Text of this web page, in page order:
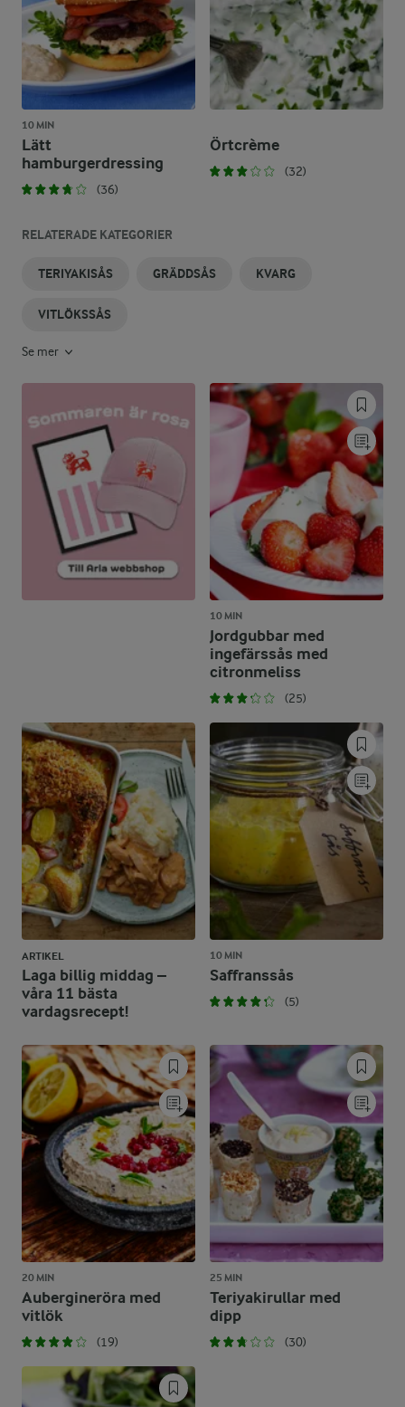
10 MIN
Lätt
hamburgerdressing
(36)
Örtcrème
(32)
RELATERADE KATEGORIER
TERIYAKISÅS GRÄDDSÅS KVARG
VITLÖKSSÅS
Se mer
10 MIN
Jordgubbar med
ingefärssås med
citronmeliss
(25)
ARTIKEL
Laga billig middag –
våra 11 bästa
vardagsrecept!
10 MIN
Saffranssås
(5)
20 MIN
Aubergineröra med
vitlök
(19)
25 MIN
Teriyakirullar med
dipp
(30)